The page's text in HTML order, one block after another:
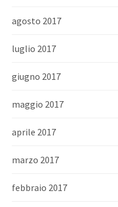
agosto 2017
luglio 2017
giugno 2017
maggio 2017
aprile 2017
marzo 2017
febbraio 2017